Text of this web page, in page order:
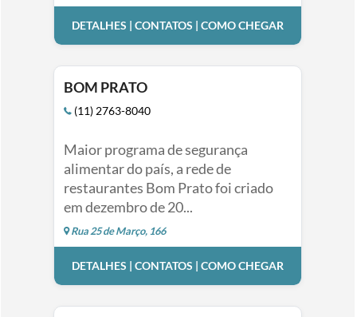
DETALHES | CONTATOS | COMO CHEGAR
BOM PRATO
(11) 2763-8040
Maior programa de segurança
alimentar do país, a rede de
restaurantes Bom Prato foi criado
em dezembro de 20...
Rua 25 de Março, 166
DETALHES | CONTATOS | COMO CHEGAR